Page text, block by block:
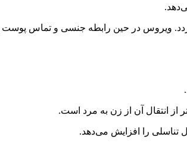
ویروس در حین رابطه جنسی و تماس پوست
از انتقال آن از زن به مرد است.
را افزایش می‌دهد.